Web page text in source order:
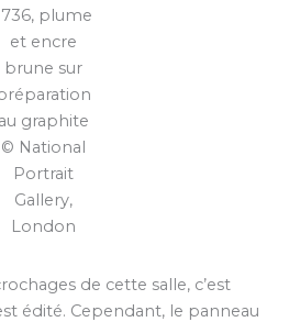
plume
et encre
brune sur
au graphite
© National
Portrait
Gallery,
London
de cette salle, c’est
édité. Cependant, le panneau